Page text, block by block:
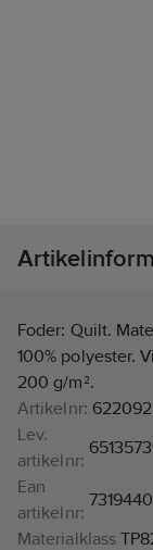
Foder: Quilt.
100% polyester.
200 g/m².
Artikelnr: 622092
Lev.
artikelnr:
Ean
artikelnr:
Materialklass